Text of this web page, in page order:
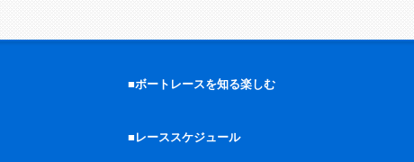
■ボートレースを知る楽しむ
■レーススケジュール